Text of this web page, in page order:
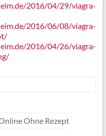
2016/04/29/viagra-
2016/06/08/viagra-
2016/04/26/viagra-
Ohne Rezept